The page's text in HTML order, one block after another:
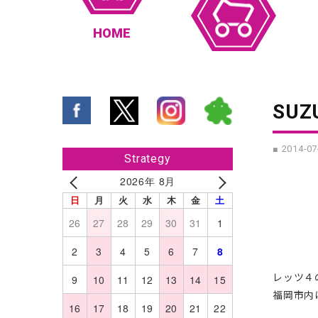
HOME
Strategy
2026年 8月
日 月 火 水 木 金 土
26 27 28 29 30 31
1
2
3 4 5 6 7
8
9
10 11 12 13 14
15
16
17 18 19 20 21 22
■ 2014-
レッツ
福岡市内